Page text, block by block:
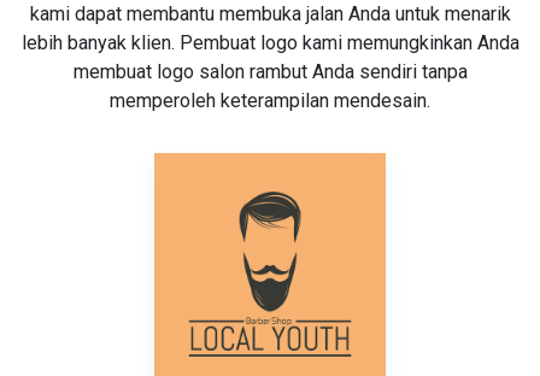
kami dapat membantu membuka jalan Anda untuk menarik
lebih banyak klien. Pembuat logo kami memungkinkan Anda
membuat logo salon rambut Anda sendiri tanpa
memperoleh keterampilan mendesain.